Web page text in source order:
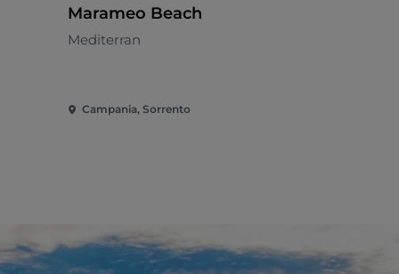
Marameo Beach
Mediterran
Campania, Sorrento